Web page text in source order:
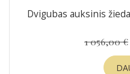
Dvigubas auksinis
1 056,00 €